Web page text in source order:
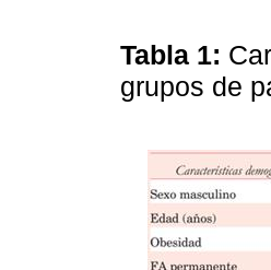
Tabla 1:
grupos de